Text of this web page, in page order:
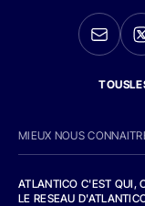
MIEUX NOUS
ATLANTICO C'EST QUI,
LE RESEAU